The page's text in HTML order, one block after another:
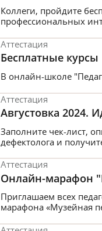
Коллеги, пройдите
профессиональных
Аттестация
Бесплатные курсы
В онлайн-школе
Аттестация
Августовка 2024.
Заполните чек-лист,
дефектолога и
Аттестация
Онлайн-марафон
Приглашаем всех
марафона «Музейная